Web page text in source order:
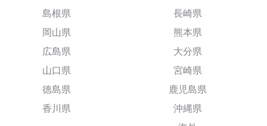
島根県
岡山県
広島県
山口県
徳島県
香川県
長崎県
熊本県
大分県
宮崎県
鹿児島県
沖縄県